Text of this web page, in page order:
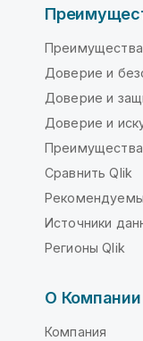
Доверие и
Доверие и
Доверие и
Сравнить Qlik
Источники
Регионы Qlik
О Компании
Компания